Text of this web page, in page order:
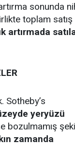
sonunda
toplam satış
artırmada
Sotheby’s
yeryüzü
bozulmamış
zamanda